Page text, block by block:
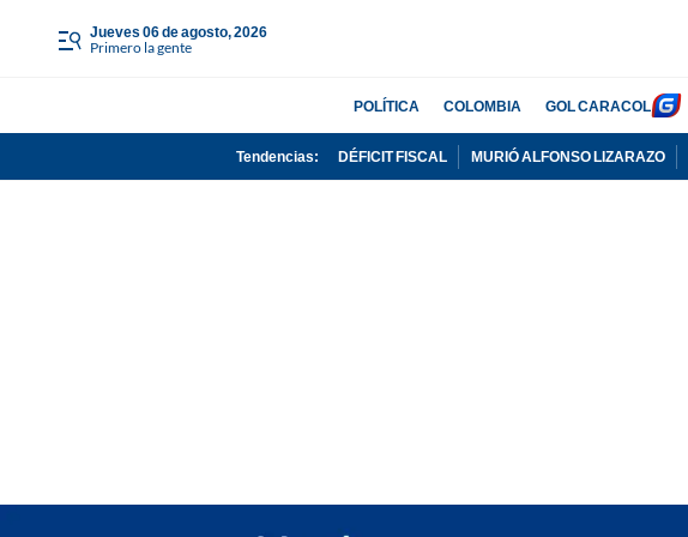
jueves 06 de agosto, 2026
Primero la gente
POLÍTICA COLOMBIA GOL CARACOL
Tendencias: DÉFICIT FISCAL MURIÓ ALFONSO LIZARAZO